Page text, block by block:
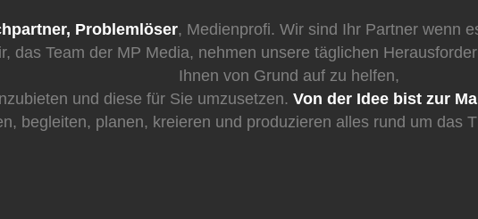
Problemlöser, Medienprofi. Wir sind Ihr Partner wenn
das Team der MP Media, nehmen unsere täglichen
Ihnen von Grund auf zu helfen,
und diese für Sie umzusetzen. Von der Idee bist zur
begleiten, planen, kreieren und produzieren alles rund um das